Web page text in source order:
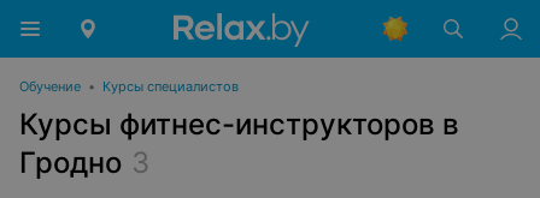
Обучение • Курсы специалистов
Курсы фитнес-инструкторов в
Гродно 3